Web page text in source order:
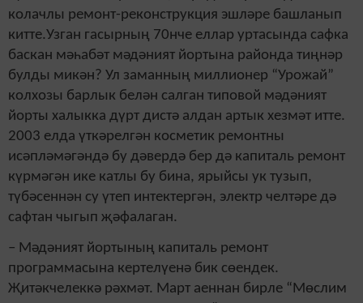
колачлы ремонт-реконструкция эшләре башланып
китте.Узган гасырның 70нче еллар уртасында сафка
баскан мәһабәт мәдәният йортына районда тиңнәр
булды микән? Ул заманның миллионер “Урожай”
колхозы барлык белән салган типовой мәдәният
йорты халыкка дүрт дистә алдан артык хезмәт итте.
2003 елда үткәрелгән косметик ремонтны
исәпләмәгәндә бу дәвердә бер дә капиталь ремонт
күрмәгән ике катлы бу бина, ярыйсы ук тузып,
түбәсеннән су үтеп интектергән, электр челтәре дә
сафтан чыгып җәфалаган.
– Мәдәният йортының капиталь ремонт
программасына кертелүенә бик сөендек.
Җитәкчелеккә рәхмәт. Март аеннан бирле “Мөслим